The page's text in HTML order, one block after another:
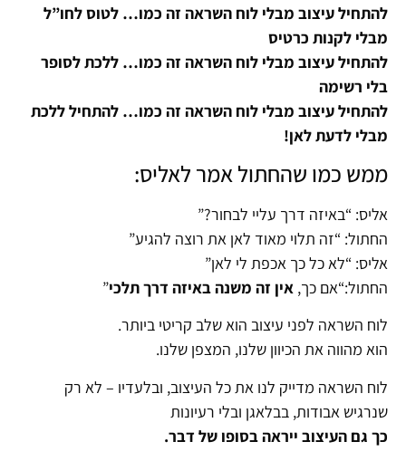
להתחיל עיצוב מבלי לוח השראה זה כמו… לטוס לחו”ל
מבלי לקנות כרטיס
להתחיל עיצוב מבלי לוח השראה זה כמו… ללכת לסופר
בלי רשימה
להתחיל עיצוב מבלי לוח השראה זה כמו… להתחיל ללכת
מבלי לדעת לאן!
ממש כמו שהחתול אמר לאליס:
אליס: “באיזה דרך עליי לבחור?”
החתול: “זה תלוי מאוד לאן את רוצה להגיע”
אליס: “לא כל כך אכפת לי לאן”
החתול:“אם כך, אין זה משנה באיזה דרך תלכי”
לוח השראה לפני עיצוב הוא שלב קריטי ביותר.
הוא מהווה את הכיוון שלנו, המצפן שלנו.
לוח השראה מדייק לנו את כל העיצוב, ובלעדיו – לא רק
שנרגיש אבודות, בבלאגן ובלי רעיונות
כך גם העיצוב ייראה בסופו של דבר.